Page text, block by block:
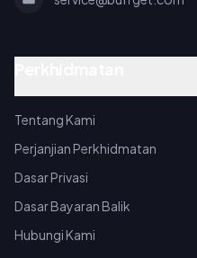
Tentang Kami
Perjanjian Perkhidmatan
Dasar Privasi
Dasar Bayaran Balik
Hubungi Kami